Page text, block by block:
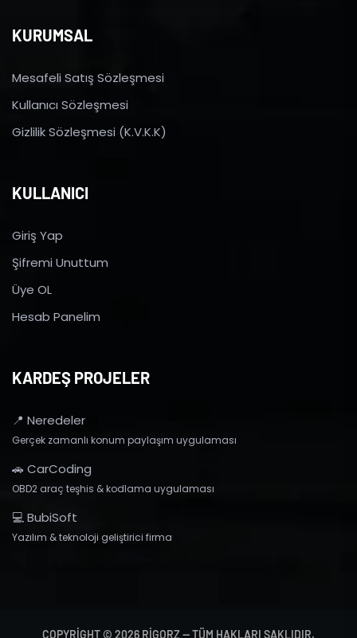
KURUMSAL
Mesafeli Satış Sözleşmesi
Kullanıcı Sözleşmesi
Gizlilik Sözleşmesi (K.V.K.K)
KULLANICI
Giriş Yap
Şifremi Unuttum
Üye OL
Hesab Panelim
KARDEŞ PROJELER
📍 Neredeler
Gerçek zamanlı konum paylaşım uygulaması
🚗 CarCoding
OBD2 araç teşhis & kodlama uygulaması
💻 BubiSoft
Yazılım & teknoloji geliştirici firma
COPYRIGHT © 2026 RIGORZ — TÜM HAKLARI SAKLIDIR.